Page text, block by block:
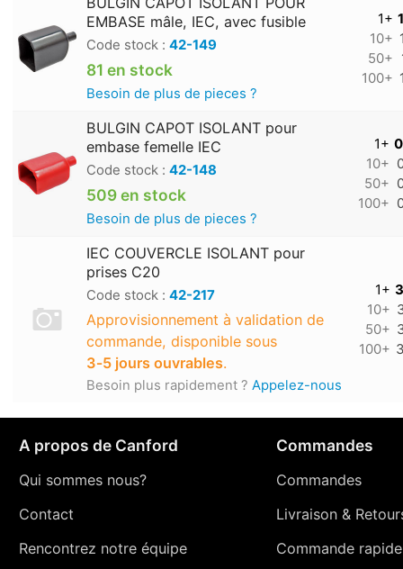
EMBASE mâle, IEC, avec fusible
Code stock : 42-149
81 en stock
Besoin de plus de pieces ?
1+
10+
50+
100+
BULGIN CAPOT ISOLANT pour
embase femelle IEC
Code stock : 42-148
509 en stock
Besoin de plus de pieces ?
1+
10+
50+
100+
IEC COUVERCLE ISOLANT pour
prises C20
Code stock : 42-217
Approvisionnement à validation de
commande, disponible sous
3‑5 jours ouvrables.
Besoin plus rapidement ? Appelez-nous
1+
10+
50+
100+
A propos de Canford
Qui sommes nous?
Contact
Rencontrez notre équipe
Commandes
Commandes
Livraison&
Commande rapide